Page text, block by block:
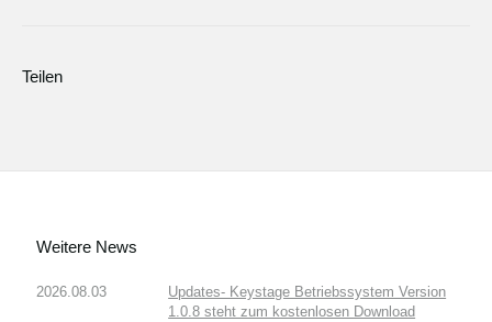
Teilen
Weitere News
2026.08.03
Updates- Keystage Betriebssystem Version
1.0.8 steht zum kostenlosen Download